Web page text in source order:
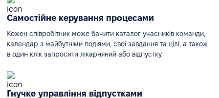
Самостійне керування процесами
Кожен співробітник може бачити каталог учасників команди,
календар з майбутніми подіями, свої завдання та цілі, а також
в один клік запросити лікарняний або відпустку.
Гнучке управління відпустками